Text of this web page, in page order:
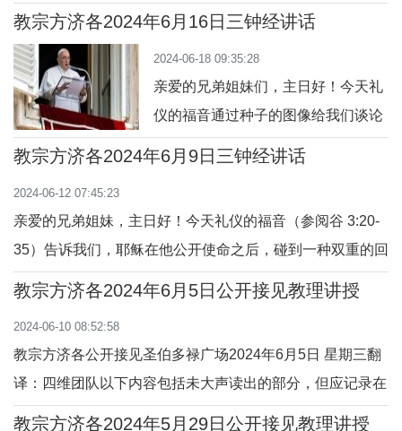
稣 —— 我们的希望（3）：“所有圣经都由天主所默
们，早上好，欢迎大家!让我们继续关于圣神的教理讲授，
圣神引领教会走向我们希望的基督。祂是向导。上
教宗方济各2024年6月16日三钟经讲话
2024-06-18 09:35:28
亲爱的兄弟姐妹们，主日好！今天礼
仪的福音通过种子的图像给我们谈论
天主的国（参阅谷 4:26-34）。耶稣
邀请我们来特别反省一种重要的与种
子图像相关的态度。这种态度就是充
满信心的等待。事实上，在播种事务
子，他也先准
教宗方济各2024年6月9日三钟经讲话
2024-06-12 07:45:23
亲爱的兄弟姐妹，主日好！今天礼仪的福音（参阅谷 3:20-
35）告诉我们，耶稣在他公开使命之后，碰到一种双重的回
应：就是他的亲戚担心和害怕他有点疯了，宗教当局谴责他
能力治愈病人。正是圣神给了他神性的自由，即能去爱，无
度地又无条件地服务。我们花点时间来默观耶
教宗方济各2024年6月5日公开接见教理讲授
2024-06-10 08:52:58
教宗方济各公开接见圣伯多禄广场2024年6月5日 星期三翻
译：四维团队以下内容包括未大声读出的部分，但应记录在
此。圣神和新娘：圣神引导天主子民走向耶稣——我们的希
教宗方济各2024年5月29日公开接见教理讲授